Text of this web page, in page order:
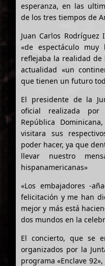
esperanza, en las
de los tres tiempos de
Juan Carlos
«de espectáculo
reflejaba la realidad de
actualidad «un
que tienen un futuro
El presidente de la
oficial realizada
República
visitara sus
poder hacer, ya que
llevar nuestro
hispanamericanas»
«Los embajadores -
felicitación y me han
mejor y más está
dos mundos en la
El concierto, que se
organizados por la
programa «Enclave